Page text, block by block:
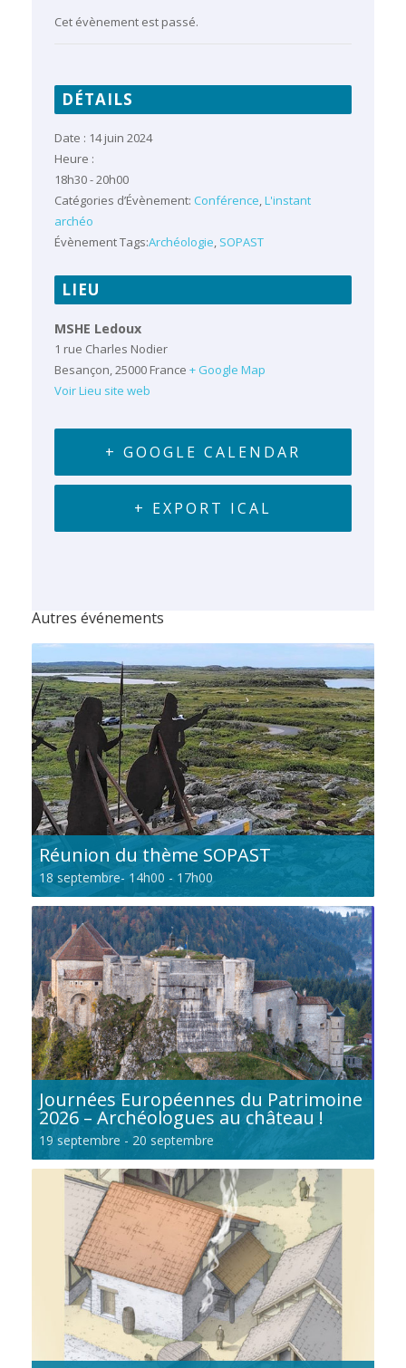
Cet évènement est passé.
DÉTAILS
Date : 14 juin 2024
Heure :
18h30 - 20h00
Catégories d’Évènement: Conférence,L'instant
archéo
Évènement Tags:Archéologie, SOPAST
LIEU
MSHE Ledoux
1 rue Charles Nodier
Besançon,25000 France + Google Map
Voir Lieu site web
+ GOOGLE CALENDAR
+ EXPORT ICAL
Autres événements
Réunion du thème SOPAST
18 septembre- 14h00 - 17h00
Journées Européennes du Patrimoine
2026 – Archéologues au château !
19 septembre - 20 septembre